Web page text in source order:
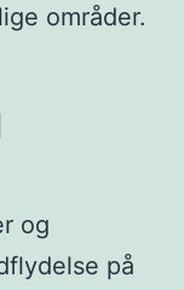
områder.
og
på